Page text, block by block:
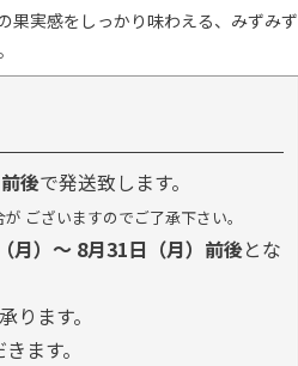
果実感をしっかり味わえる、みずみず
後で発送致します。
ございますのでご了承下さい。
月）～ 8月31日（月）前後とな
ます。
ます。